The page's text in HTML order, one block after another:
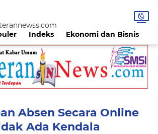
Indeks Ekonomi dan Bisnis
Absen Secara Online
Ada Kendala